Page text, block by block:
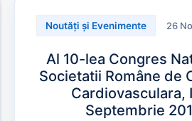
Noutăți și Evenimente 26
Al 10-lea Congres
Societatii Române de
Cardiovasculara,
Septembrie